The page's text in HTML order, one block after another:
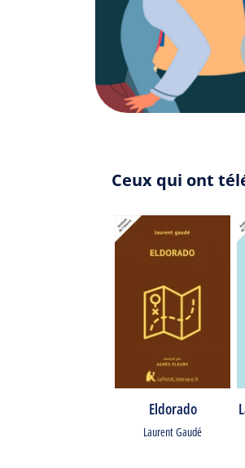
Ceux qui ont
Eldorado
Laurent Gaudé